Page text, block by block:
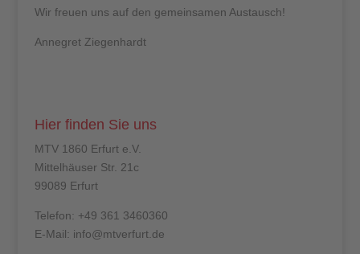
Wir freuen uns auf den gemeinsamen Austausch!
Annegret Ziegenhardt
Hier finden Sie uns
MTV 1860 Erfurt e.V.
Mittelhäuser Str. 21c
99089 Erfurt
Telefon: +49 361 3460360
E-Mail: info@mtverfurt.de